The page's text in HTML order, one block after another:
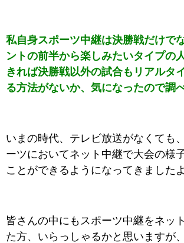
私自身スポーツ中継は決勝戦だけで
ントの前半から楽しみたいタイプの
きれば決勝戦以外の試合もリアルタ
る方法がないか、気になったので調
いまの時代、テレビ放送がなくても
ーツにおいてネット中継で大会の様
ことができるようになってきました
皆さんの中にもスポーツ中継をネッ
た方、いらっしゃるかと思いますが